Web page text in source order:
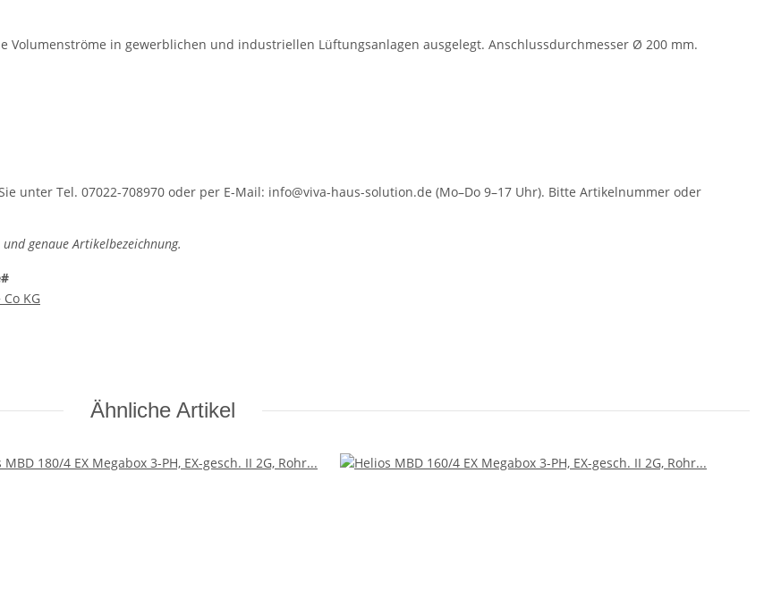
in gewerblichen und industriellen Lüftungsanlagen ausgelegt. Anschlussdurchmesser Ø 200 mm.
unter Tel. 07022-708970 oder per E-Mail: info@viva-haus-solution.de (Mo–Do 9–17 Uhr). Bitte Artikelnummer oder
genaue Artikelbezeichnung.
KG
Ähnliche Artikel